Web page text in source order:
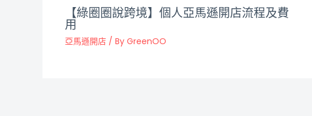
【綠圈圈說跨境】個人亞馬遜開店流程及費
用
亞馬遜開店/ By GreenOO